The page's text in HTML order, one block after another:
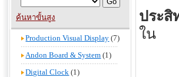
ค้นหาขั้นสูง
Production Visual Display (7)
Andon Board & System (1)
Digital Clock (1)
ประสิ
ใน